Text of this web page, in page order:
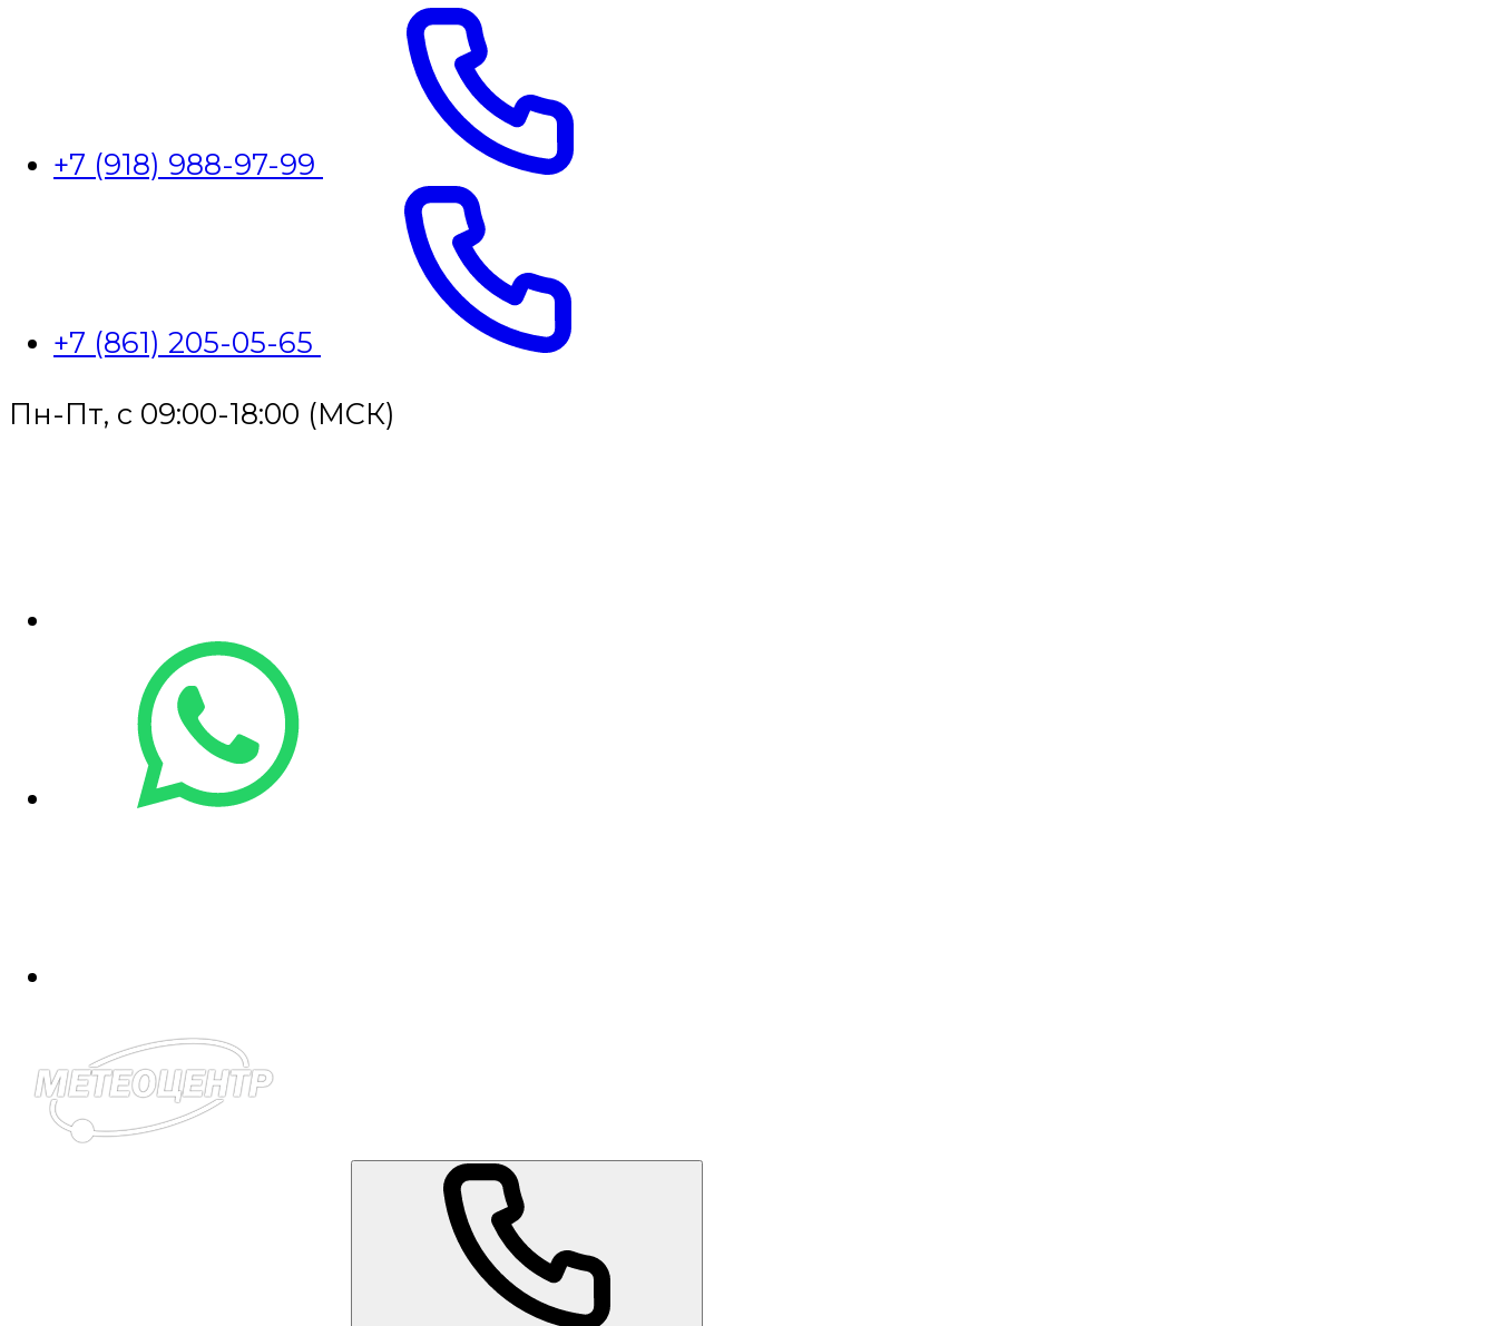
+7 (918) 988-97-99
+7 (861) 205-05-65
Пн-Пт, с 09:00-18:00 (МСК)